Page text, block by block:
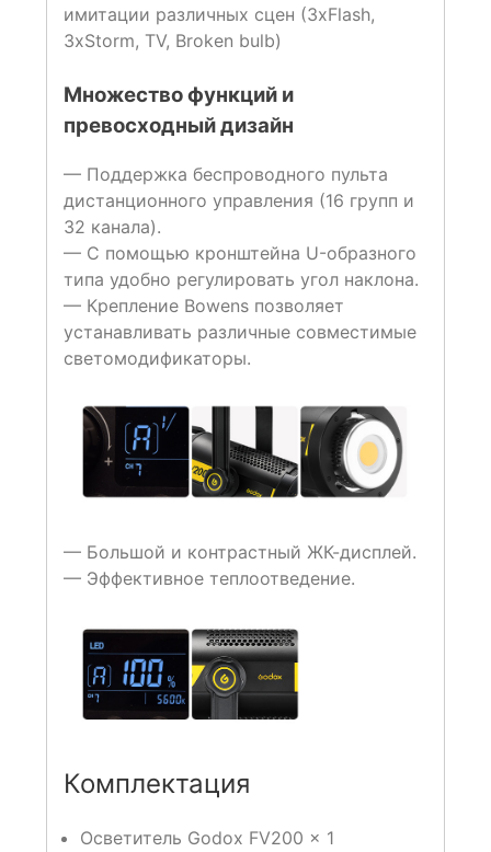
имитации различных сцен (3хFlash,
3хStorm, TV, Broken bulb)
Множество функций и
превосходный дизайн
— Поддержка беспроводного пульта
дистанционного управления (16 групп и
32 канала).
— С помощью кронштейна U-образного
типа удобно регулировать угол наклона.
— Крепление Bowens позволяет
устанавливать различные совместимые
светомодификаторы.
— Большой и контрастный ЖК-дисплей.
— Эффективное теплоотведение.
Комплектация
Осветитель Godox FV200 x 1